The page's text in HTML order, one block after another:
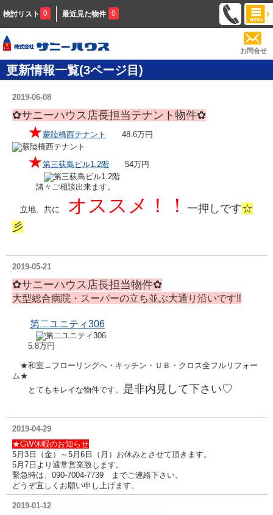
検討リスト 0 最近見た物件 0
お問合せ
更新情報一覧(3ページ目)
2019-06-08
✿サニーハウス店長担当テナント物件✿
★蕨陸橋西テナント 48.6万円
★第三荻島ビル1.2階 54万円
諸々ご相談出来ます。
立地、共に オススメ！！ 一押しです☆
彡
2019-05-21
✿サニーハウス店長担当物件✿
大型総合病院・スーパーの立ち並ぶ大通り沿いです‼
第二ユニティ306
5.8万円
★和室→フローリングへ・キッチン・ＵＢ・クロス全フルリフォー
ム★
とてもキレイな物件です。 是非内見して下さい♡
2019-04-29
★GW休暇のお知らせ
5月3日（金）～5月6日（月）お休みとさせて頂きます。
5月7日より通常営業致します。
緊急時は、090-7004-7739 までご連絡下さい。
どうぞ宜しくお願い申し上げます。
2019-01-12